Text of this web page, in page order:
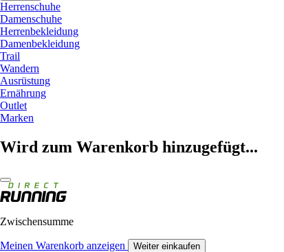
Herrenschuhe
Damenschuhe
Herrenbekleidung
Damenbekleidung
Trail
Wandern
Ausrüstung
Ernährung
Outlet
Marken
Wird zum Warenkorb hinzugefügt...
Zwischensumme
Meinen Warenkorb anzeigen Weiter einkaufen